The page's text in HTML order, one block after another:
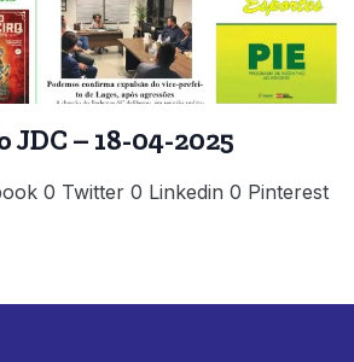
JDC – 18-04-2025
0 Twitter 0 Linkedin 0 Pinterest